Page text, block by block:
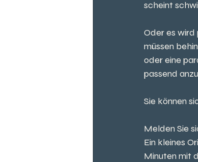
scheint
Oder es
müssen
oder eine
passend
Sie können
Melden Sie
Ein kleines
Minuten mit